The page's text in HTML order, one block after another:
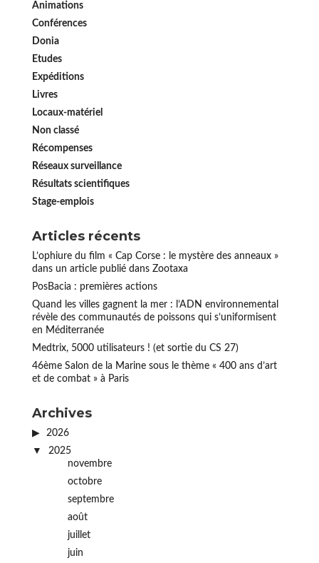
Animations
Conférences
Donia
Etudes
Expéditions
Livres
Locaux-matériel
Non classé
Récompenses
Réseaux surveillance
Résultats scientifiques
Stage-emplois
Articles récents
L’ophiure du film « Cap Corse : le mystère des anneaux »
dans un article publié dans Zootaxa
PosBacia : premières actions
Quand les villes gagnent la mer : l’ADN environnemental
révèle des communautés de poissons qui s’uniformisent
en Méditerranée
Medtrix, 5000 utilisateurs ! (et sortie du CS 27)
46ème Salon de la Marine sous le thème « 400 ans d’art
et de combat » à Paris
Archives
2026
2025
novembre
octobre
septembre
août
juillet
juin